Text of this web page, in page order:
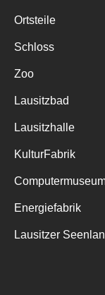
Ortsteile
Schloss
Zoo
Lausitzbad
Lausitzhalle
KulturFabrik
Energiefabrik
Lausitzer